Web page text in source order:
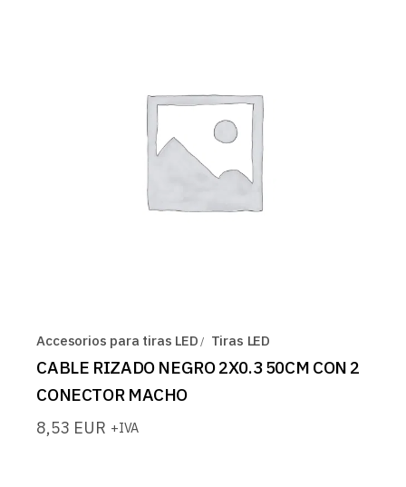
Accesorios para tiras LED Tiras LED
CABLE RIZADO NEGRO 2X0.3 50CM CON 2
CONECTOR MACHO
8,53 EUR +IVA